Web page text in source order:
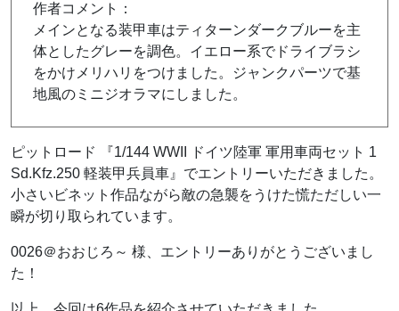
作者コメント：
メインとなる装甲車はティターンダークブルーを主
体としたグレーを調色。イエロー系でドライブラシ
をかけメリハリをつけました。ジャンクパーツで基
地風のミニジオラマにしました。
ピットロード 『1/144 WWII ドイツ陸軍 軍用車両セット 1
Sd.Kfz.250 軽装甲兵員車』でエントリーいただきました。
小さいビネット作品ながら敵の急襲をうけた慌ただしい一
瞬が切り取られています。
0026＠おおじろ～ 様、エントリーありがとうございまし
た！